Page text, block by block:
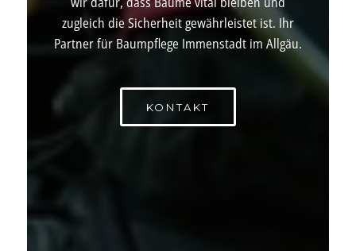
zugleich die Sicherheit gewährleistet ist. Ihr
Partner für Baumpflege Immenstadt im Allgäu.
KONTAKT